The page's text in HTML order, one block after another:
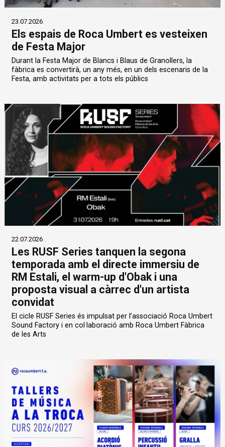
23.07.2026
Els espais de Roca Umbert es vesteixen
de Festa Major
Durant la Festa Major de Blancs i Blaus de Granollers, la
fàbrica es convertirà, un any més, en un dels escenaris de la
Festa, amb activitats per a tots els públics
22.07.2026
Les RUSF Series tanquen la segona
temporada amb el directe immersiu de
RM Estali, el warm-up d'Obak i una
proposta visual a càrrec d'un artista
convidat
El cicle RUSF Series és impulsat per l’associació Roca Umbert
Sound Factory i en col·laboració amb Roca Umbert Fàbrica
de les Arts